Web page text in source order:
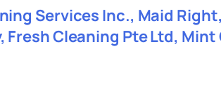
Services Inc., Maid
Cleaning Pte Ltd,